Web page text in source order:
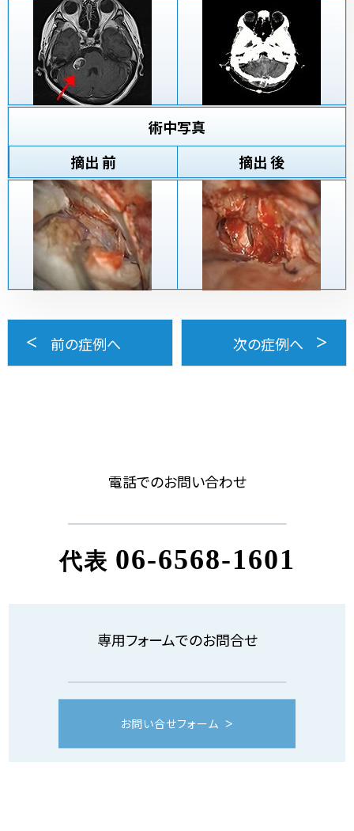
術中写真
摘出 前
摘出 後
前の症例へ 次の症例へ
電話でのお問い合わせ
代表 06-6568-1601
専用フォームでのお問合せ
お問い合せフォーム